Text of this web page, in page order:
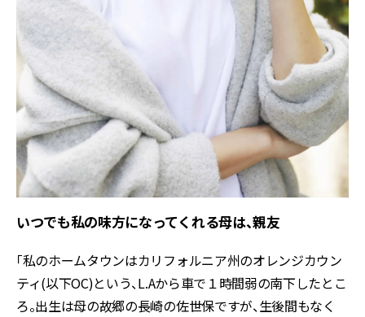
いつでも私の味方になってくれる母は、親友
「私のホームタウンはカリフォルニア州のオレンジカウン
ティ(以下OC)という、L.Aから車で１時間弱の南下したとこ
ろ。出生は母の故郷の長崎の佐世保ですが、生後間もなく